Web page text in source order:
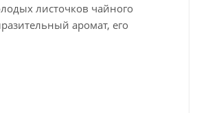
листочков чайного
аромат, его